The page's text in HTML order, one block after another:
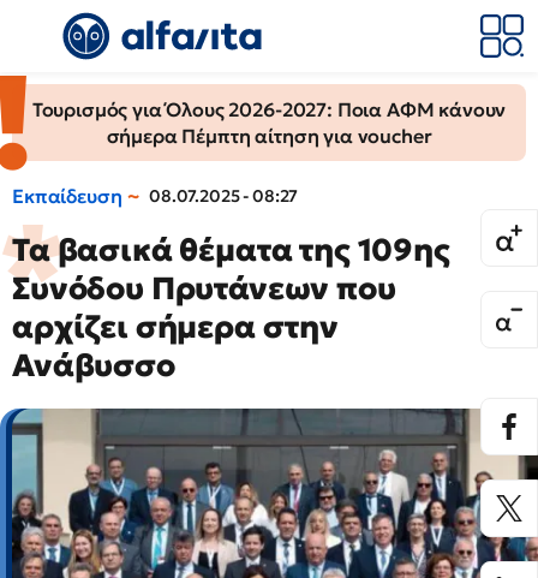
Τουρισμός για Όλους 2026-2027: Ποια ΑΦΜ κάνουν
σήμερα Πέμπτη αίτηση για voucher
Εκπαίδευση 08.07.2025 - 08:27
Τα βασικά θέματα της 109ης
Συνόδου Πρυτάνεων που
αρχίζει σήμερα στην
Ανάβυσσο